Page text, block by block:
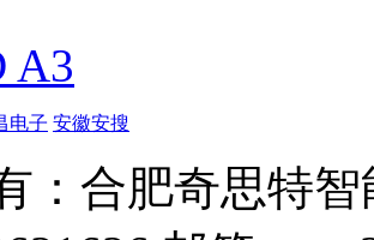
A3
电子 安徽安搜
：合肥奇思特